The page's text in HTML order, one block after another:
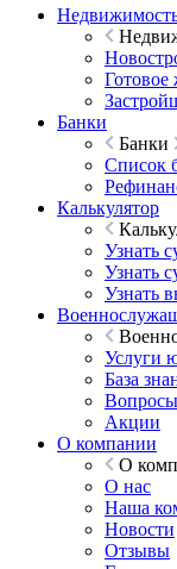
Готовое
Банки
Банки
Список
Калькулятор
Узнать
Узнать
Узнать
Услуги
База
Акции
О компании
О
О нас
Наша
Новости
Отзывы